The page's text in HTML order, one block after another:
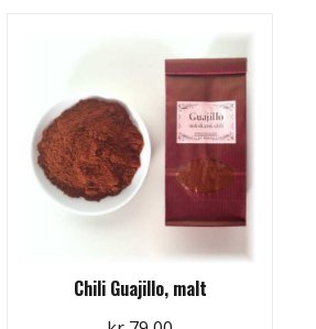
Chili Guajillo, malt